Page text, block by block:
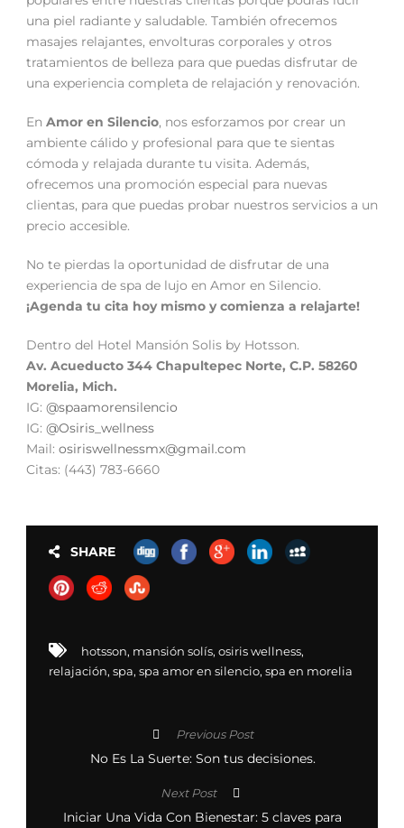
una piel radiante y saludable. También ofrecemos
masajes relajantes, envolturas corporales y otros
tratamientos de belleza para que puedas disfrutar de
una experiencia completa de relajación y renovación.
En Amor en Silencio, nos esforzamos por crear un
ambiente cálido y profesional para que te sientas
cómoda y relajada durante tu visita. Además,
ofrecemos una promoción especial para nuevas
clientas, para que puedas probar nuestros servicios a un
precio accesible.
No te pierdas la oportunidad de disfrutar de una
experiencia de spa de lujo en Amor en Silencio.
¡Agenda tu cita hoy mismo y comienza a relajarte!
Dentro del Hotel Mansión Solis by Hotsson.
Av. Acueducto 344 Chapultepec Norte, C.P. 58260
Morelia, Mich.
IG: @spaamorensilencio
IG: @Osiris_wellness
Mail: osiriswellnessmx@gmail.com
Citas: (443) 783-6660
SHARE
hotsson, mansión solís, osiris wellness,
relajación, spa, spa amor en silencio, spa en morelia
Previous Post
No Es La Suerte: Son tus decisiones.
Next Post
Iniciar Una Vida Con Bienestar: 5 claves para